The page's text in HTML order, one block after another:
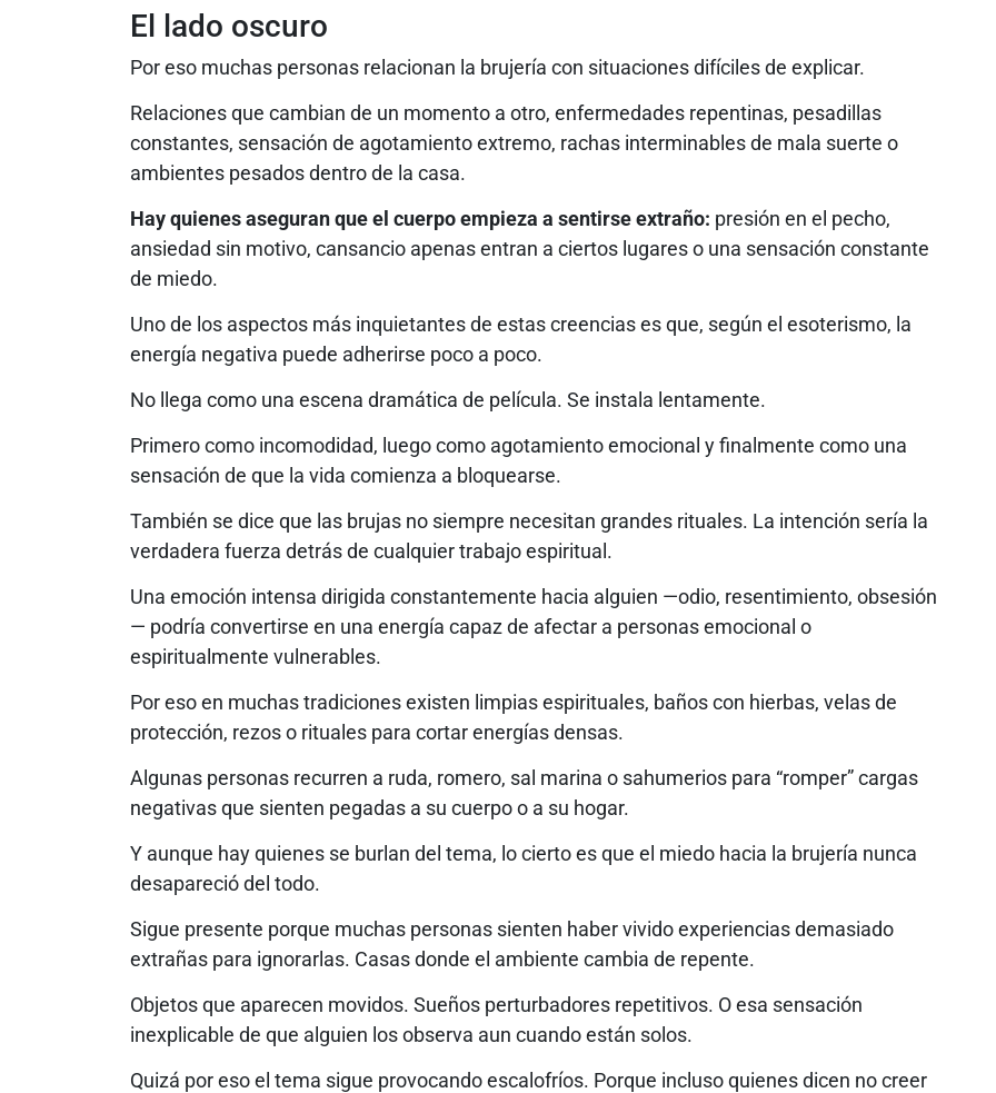
El lado oscuro
Por eso muchas personas relacionan la brujería con situaciones difíciles de explicar.
Relaciones que cambian de un momento a otro, enfermedades repentinas, pesadillas
constantes, sensación de agotamiento extremo, rachas interminables de mala suerte o
ambientes pesados dentro de la casa.
Hay quienes aseguran que el cuerpo empieza a sentirse extraño: presión en el pecho,
ansiedad sin motivo, cansancio apenas entran a ciertos lugares o una sensación constante
de miedo.
Uno de los aspectos más inquietantes de estas creencias es que, según el esoterismo, la
energía negativa puede adherirse poco a poco.
No llega como una escena dramática de película. Se instala lentamente.
Primero como incomodidad, luego como agotamiento emocional y finalmente como una
sensación de que la vida comienza a bloquearse.
También se dice que las brujas no siempre necesitan grandes rituales. La intención sería la
verdadera fuerza detrás de cualquier trabajo espiritual.
Una emoción intensa dirigida constantemente hacia alguien —odio, resentimiento, obsesión
— podría convertirse en una energía capaz de afectar a personas emocional o
espiritualmente vulnerables.
Por eso en muchas tradiciones existen limpias espirituales, baños con hierbas, velas de
protección, rezos o rituales para cortar energías densas.
Algunas personas recurren a ruda, romero, sal marina o sahumerios para “romper” cargas
negativas que sienten pegadas a su cuerpo o a su hogar.
Y aunque hay quienes se burlan del tema, lo cierto es que el miedo hacia la brujería nunca
desapareció del todo.
Sigue presente porque muchas personas sienten haber vivido experiencias demasiado
extrañas para ignorarlas. Casas donde el ambiente cambia de repente.
Objetos que aparecen movidos. Sueños perturbadores repetitivos. O esa sensación
inexplicable de que alguien los observa aun cuando están solos.
Quizá por eso el tema sigue provocando escalofríos. Porque incluso quienes dicen no creer